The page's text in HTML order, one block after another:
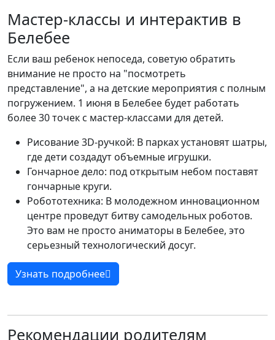
Мастер-классы и интерактив в
Белебее
Если ваш ребенок непоседа, советую обратить
внимание не просто на "посмотреть
представление", а на детские мероприятия с полным
погружением. 1 июня в Белебее будет работать
более 30 точек с мастер-классами для детей.
Рисование 3D-ручкой: В парках установят шатры,
где дети создадут объемные игрушки.
Гончарное дело: под открытым небом поставят
гончарные круги.
Робототехника: В молодежном инновационном
центре проведут битву самодельных роботов.
Это вам не просто аниматоры в Белебее, это
серьезный технологический досуг.
Узнать подробнее
Рекомендации родителям